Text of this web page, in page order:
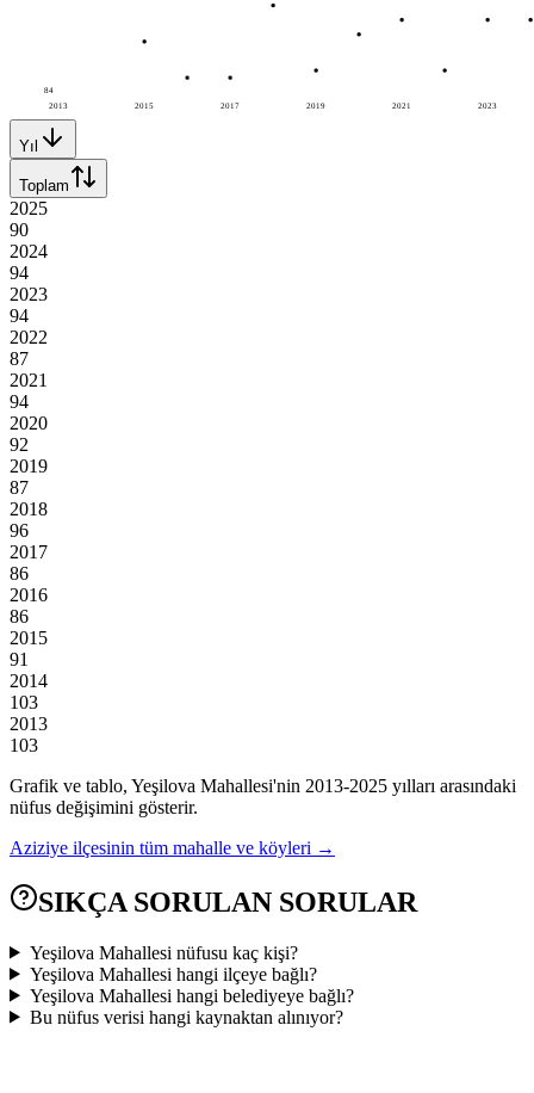
2013 2015 2017 2019 2021 2023
84
Yıl
Toplam
2025
90
2024
94
2023
94
2022
87
2021
94
2020
92
2019
87
2018
96
2017
86
2016
86
2015
91
2014
103
2013
103
Grafik ve tablo, Yeşilova Mahallesi'nin 2013-2025 yılları arasındaki
nüfus değişimini gösterir.
Aziziye ilçesinin tüm mahalle ve köyleri →
SIKÇA SORULAN SORULAR
Yeşilova Mahallesi nüfusu kaç kişi?
Yeşilova Mahallesi hangi ilçeye bağlı?
Yeşilova Mahallesi hangi belediyeye bağlı?
Bu nüfus verisi hangi kaynaktan alınıyor?